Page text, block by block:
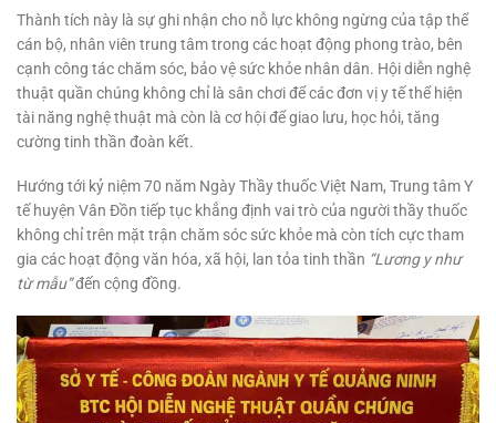
Thành tích này là sự ghi nhận cho nỗ lực không ngừng của tập thể
cán bộ, nhân viên trung tâm trong các hoạt động phong trào, bên
cạnh công tác chăm sóc, bảo vệ sức khỏe nhân dân. Hội diễn nghệ
thuật quần chúng không chỉ là sân chơi để các đơn vị y tế thể hiện
tài năng nghệ thuật mà còn là cơ hội để giao lưu, học hỏi, tăng
cường tinh thần đoàn kết.
Hướng tới kỷ niệm 70 năm Ngày Thầy thuốc Việt Nam, Trung tâm Y
tế huyện Vân Đồn tiếp tục khẳng định vai trò của người thầy thuốc
không chỉ trên mặt trận chăm sóc sức khỏe mà còn tích cực tham
gia các hoạt động văn hóa, xã hội, lan tỏa tinh thần “Lương y như
từ mẫu”đến cộng đồng.